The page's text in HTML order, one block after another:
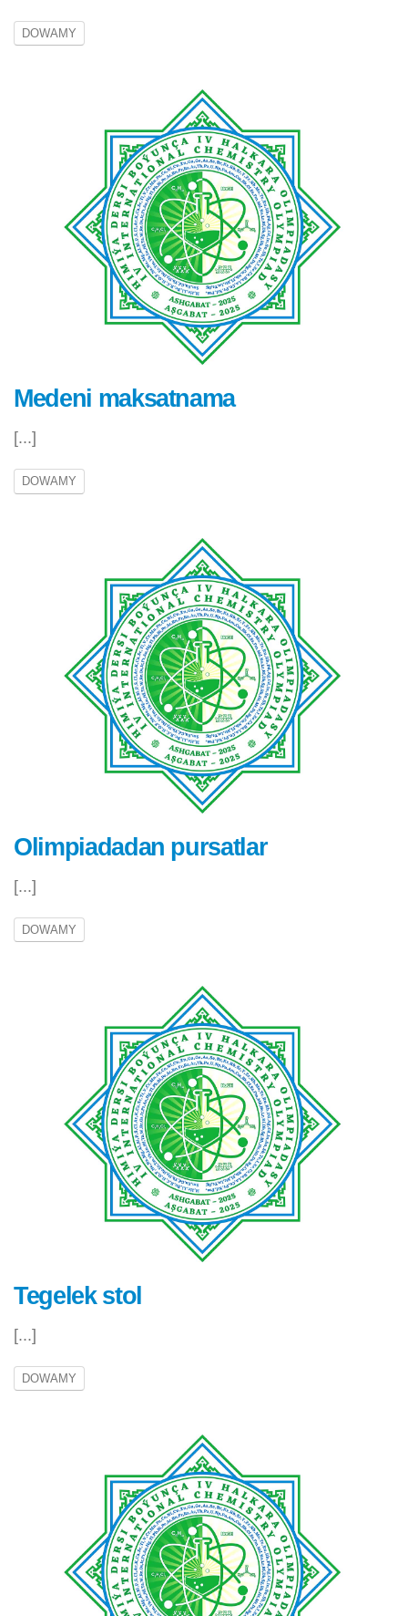
DOWAMY
Medeni maksatnama
[...]
DOWAMY
Olimpiadadan pursatlar
[...]
DOWAMY
Tegelek stol
[...]
DOWAMY